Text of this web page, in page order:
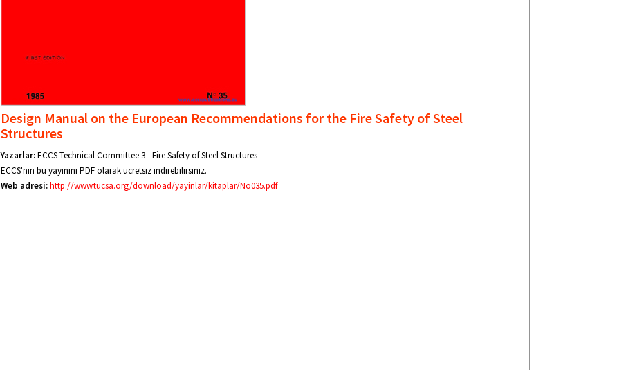
Design Manual on the European Recommendations for the Fire Safety of Steel
Structures
Yazarlar:ECCS Technical Committee 3 - Fire Safety of Steel Structures
ECCS'nin bu yayınını PDF olarak ücretsiz indirebilirsiniz.
Web adresi:http://www.tucsa.org/download/yayinlar/kitaplar/No035.pdf